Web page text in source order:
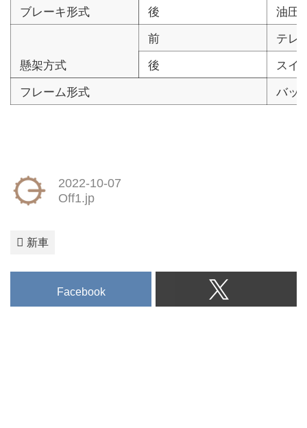
ブレーキ形式
後
油圧
懸架方式
前
テレ
後
スイ
フレーム形式
バッ
2022-10-07
Off1.jp
新車
Facebook